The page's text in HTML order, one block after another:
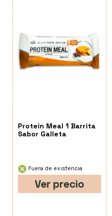
Protein Meal 1 Barrita
Sabor Galleta
Fuera de existencia
Ver precio